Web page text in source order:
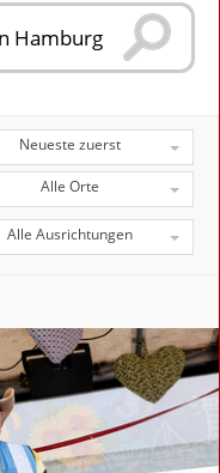
Neueste zuerst
Alle Orte
Alle Ausrichtungen